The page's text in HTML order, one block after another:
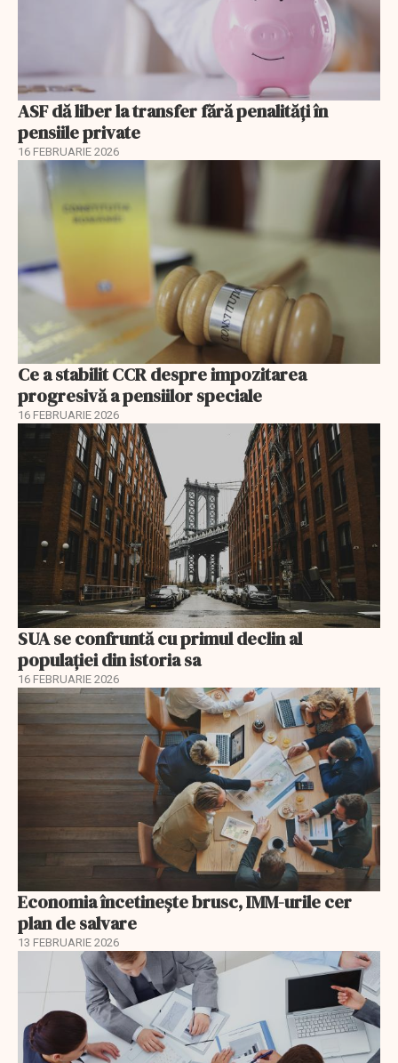
ASF dă liber la transfer fără penalități în
pensiile private
16 FEBRUARIE 2026
Ce a stabilit CCR despre impozitarea
progresivă a pensiilor speciale
16 FEBRUARIE 2026
SUA se confruntă cu primul declin al
populației din istoria sa
16 FEBRUARIE 2026
Economia încetinește brusc, IMM-urile cer
plan de salvare
13 FEBRUARIE 2026